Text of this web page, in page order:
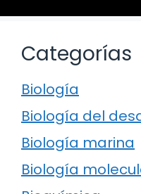
Categorías
Biología
Biología del
Biología marina
Biología